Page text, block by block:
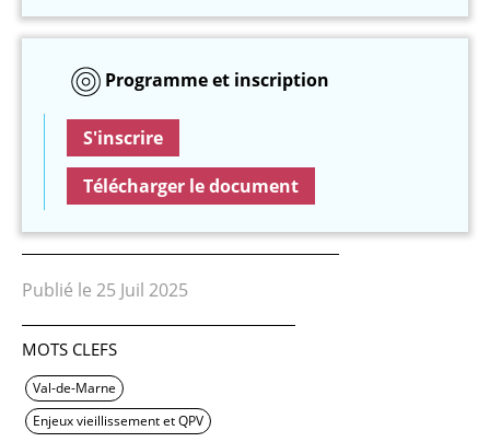
Programme et inscription
S'inscrire
Télécharger le document
Publié le 25 Juil 2025
MOTS CLEFS
Val-de-Marne
Enjeux vieillissement et QPV